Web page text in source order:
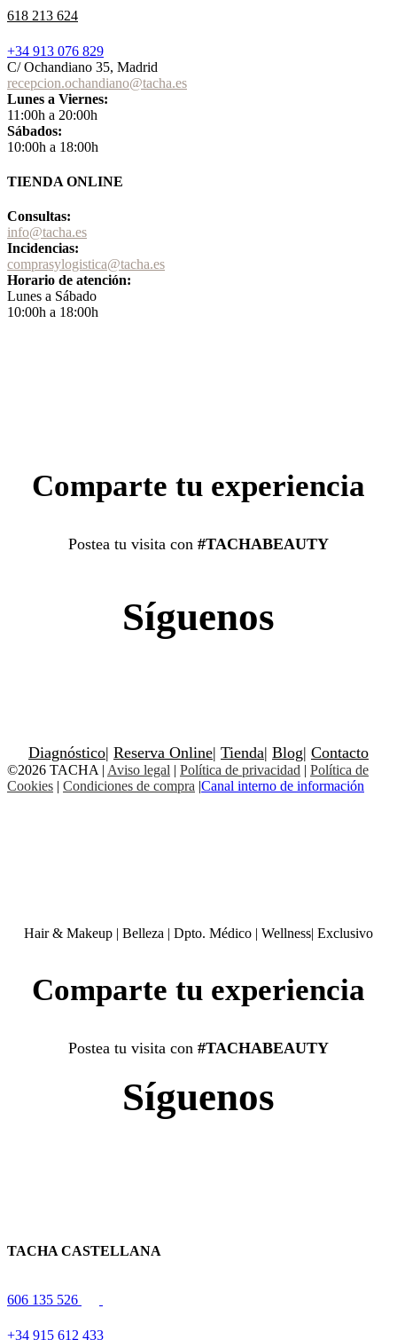
618 213 624
+34 913 076 829
C/ Ochandiano 35, Madrid
recepcion.ochandiano@tacha.es
Lunes a Viernes:
11:00h a 20:00h
Sábados:
10:00h a 18:00h
TIENDA ONLINE
Consultas:
info@tacha.es
Incidencias:
comprasylogistica@tacha.es
Horario de atención:
Lunes a Sábado
10:00h a 18:00h
Comparte tu experiencia
Postea tu visita con #TACHABEAUTY
Síguenos
Diagnóstico| Reserva Online| Tienda| Blog| Contacto
©2026 TACHA | Aviso legal | Política de privacidad | Política de
Cookies | Condiciones de compra |Canal interno de información
Hair & Makeup | Belleza | Dpto. Médico | Wellness| Exclusivo
Comparte tu experiencia
Postea tu visita con #TACHABEAUTY
Síguenos
TACHA CASTELLANA
606 135 526
+34 915 612 433